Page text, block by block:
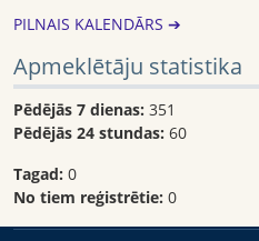
PILNAIS KALENDĀRS ➔
Apmeklētāju statistika
Pēdējās 7 dienas: 351
Pēdējās 24 stundas: 60
Tagad: 0
No tiem reģistrētie: 0